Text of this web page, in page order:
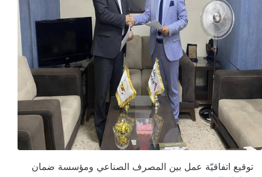
توقيع اتفاقيّة عمل بين المصرف الصناعي ومؤسسة ضمان